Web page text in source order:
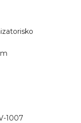
1007